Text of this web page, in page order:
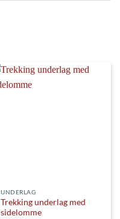
UNDERLAG
Trekking underlag med
sidelomme